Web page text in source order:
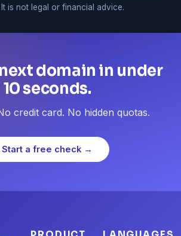
It is not legal or financial advice.
domain in under
10 seconds.
credit card. No hidden quotas.
Start a free check →